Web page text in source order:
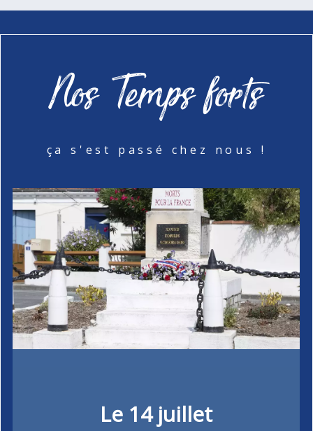
Nos Temps forts
ça s'est passé chez nous !
Le 14 juillet